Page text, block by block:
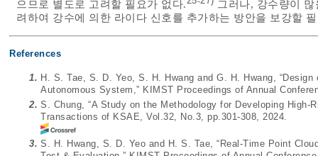
으므로 별도로 고려할 필요가 없다.
그러나, 강수량이
려하여 강수에 의한 라이다 신호를 추가하는 방안을 보강할
References
1. H. S. Tae, S. D. Yeo, S. H. Hwang and G. H. Hwang,
Autonomous System,” KIMST Proceedings of Annual
2. S. Chung, “A Study on the Methodology for Developing
Transactions of KSAE, Vol.32, No.3, pp.301-308, 2024.
3. S. H. Hwang, S. D. Yeo and H. S. Tae, “Real-Time Point